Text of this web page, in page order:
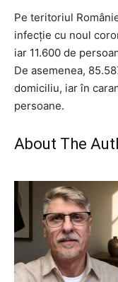
Pe teritoriul
infecţie cu noul
iar 11.600 de
De asemenea,
domiciliu, iar în
persoane.
About The